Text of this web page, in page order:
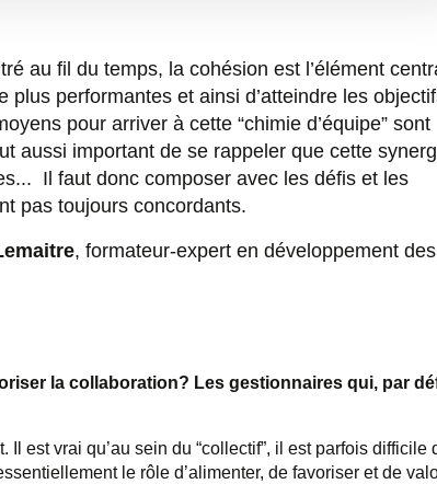
au fil du temps, la cohésion est l’élément
plus performantes et ainsi d’atteindre les
pour arriver à cette “chimie d’équipe” sont
aussi important de se rappeler que cette
Il faut donc composer avec les défis et les
pas toujours concordants.
, formateur-expert en développement des
la collaboration? Les gestionnaires qui, par
Il est vrai qu’au sein du “collectif”, il est parfois
le rôle d’alimenter, de favoriser et de